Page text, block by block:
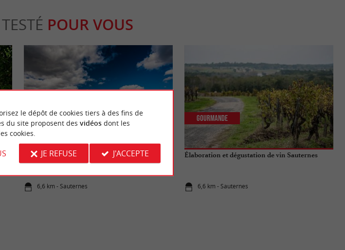
POUR VOUS
Vacances originales en Gironde : Escapade dans
le Sauternais et le sud-Gironde
6,6 km - Sauternes
Séjours / Weekend
Élaboration et dégustation de vin Sauternes
6,6 km - Sauternes
Gourmande
le dépôt de cookies tiers à des fins de
du site proposent des vidéosdont les
cookies.
JE REFUSE J'ACCEPTE